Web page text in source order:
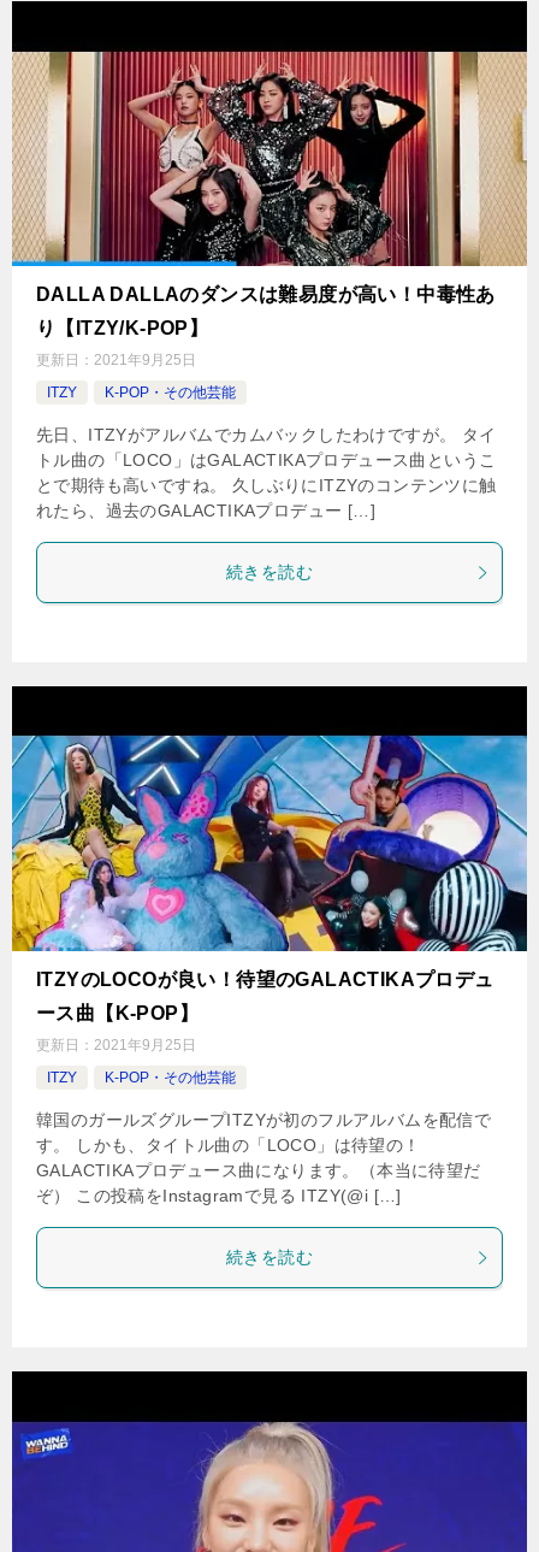
DALLA DALLAのダンスは難易度が高い！中毒性あ
り【ITZY/K-POP】
更新日： 2021年9月25日
ITZY
K-POP・その他芸能
先日、ITZYがアルバムでカムバックしたわけですが。 タイ
トル曲の「LOCO」はGALACTIKAプロデュース曲というこ
とで期待も高いですね。 久しぶりにITZYのコンテンツに触
れたら、過去のGALACTIKAプロデュー […]
続きを読む
ITZYのLOCOが良い！待望のGALACTIKAプロデュ
ース曲【K-POP】
更新日： 2021年9月25日
ITZY
K-POP・その他芸能
韓国のガールズグループITZYが初のフルアルバムを配信で
す。 しかも、タイトル曲の「LOCO」は待望の！
GALACTIKAプロデュース曲になります。（本当に待望だ
ぞ） この投稿をInstagramで見る ITZY(@i […]
続きを読む